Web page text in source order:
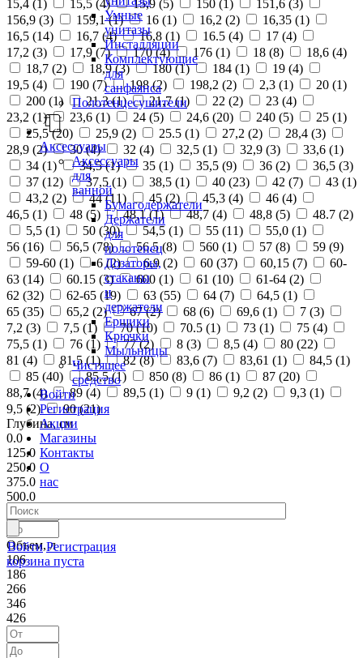
Умные
унитазы
Инсталляции
Комплектующие
для
санфаянса
Полотенцесушители
Аксессуары
Аксессуары
для
ванной
Бумагодержатели
Держатели
для
полотенец
Дозаторы,
стаканы
и
держатели
Ершики
Крючки
Мыльницы
Чистящее
средство
Войти
Регистрация
Акции
Магазины
Контакты
О
нас
Войти Регистрация
корзина пуста
15,4 (1 ) 15,5 (4) 15,9 (5) 150 (1 ) 151,6 (3)
156,9 (3) 159,1 (1) 16 (1) 16,2 (2) 16,35 (1)
16,5 (14) 16,7 (4) 16,8 (1) 16.5 (4) 17 (4)
17,2 (3) 17,9 (7) 170 (4) 176 (1) 18 (8) 18,6 (4)
18,7 (2) 18,9 (3) 180 (1) 184 (1) 19 (4)
19,5 (4) 190 (7) 198 (2) 198,2 (2) 2,3 (1) 20 (1)
200 (1) 21,3 (1) 21,7 (1) 22 (2) 23 (4)
23,2 (1) 23,6 (1) 24 (5) 24,6 (20) 240 (5) 25 (1)
25,5 (20) 25,9 (2) 25.5 (1) 27,2 (2) 28,4 (3)
28,9 (2) 30 (4) 32 (4) 32,5 (1) 32,9 (3) 33,6 (1)
34 (1) 34,5 (1) 35 (1) 35,5 (9) 36 (2) 36,5 (3)
37 (12) 37,5 (1) 38,5 (1) 40 (23) 42 (7) 43 (1)
43,2 (2) 44 (11) 45 (2) 45,3 (4) 46 (4)
46,5 (1) 48 (5) 48,1 (1) 48,7 (4) 48,8 (5) 48.7 (2)
5,5 (1) 50 (30) 54,5 (1) 55 (11) 55,0 (1)
56 (16) 56,5 (78) 56.5 (8) 560 (1) 57 (8) 59 (9)
59-60 (1) 6 (2) 6,9 (2) 60 (37) 60,15 (7)
60-
63 (14) 60.15 (3) 600 (1) 61 (10) 61-64 (2)
62 (32) 62-65 (19) 63 (55) 64 (7) 64,5 (1)
65 (35) 65,2 (2) 67 (2) 68 (6) 69,6 (1) 7 (3)
7,2 (3) 7,5 (1) 70 (10) 70.5 (1) 73 (1) 75 (4)
75,5 (1) 76 (1) 77 (2) 8 (3) 8,5 (4) 80 (22)
81 (4) 81,5 (1) 82 (8) 83,6 (7) 83,61 (1) 84,5 (1)
85 (40) 85,5 (1) 850 (8) 86 (1) 87 (20)
88,7 (4) 89 (4) 89,5 (1) 9 (1) 9,2 (2) 9,3 (1)
9,5 (2) 90 (21)
Глубина, см
0.0
125.0
250.0
375.0
500.0
Объем, л
106
186
266
346
426